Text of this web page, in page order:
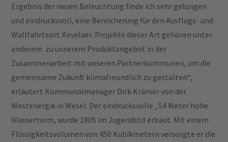
Ergebnis der neuen Beleuchtung finde ich sehr gelungen
und eindrucksvoll, eine Bereicherung für den Ausflugs- und
Wallfahrtsort Kevelaer. Projekte dieser Art gehören unter
anderem zu unserem Produktangebot in der
Zusammenarbeit mit unseren Partnerkommunen, um die
gemeinsame Zukunft klimafreundlich zu gestalten“,
erläutert Kommunalmanager Dirk Krämer von der
Westenergie in Wesel. Der eindrucksvolle , 54 Meter hohe
Wasserturm, wurde 1905 im Jugendstil erbaut. Mit einem
Flüssigkeitsvolumen von 450 Kubikmetern versorgte er die